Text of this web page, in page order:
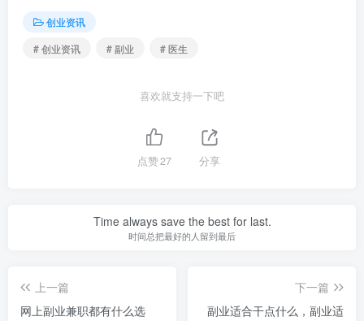
创业资讯
# 创业资讯
# 副业 # 医生
喜欢就支持一下吧
点赞27 分享
Time always save the best for last.
时间总把最好的人留到最后
上一篇
网上副业兼职都有什么选
下一篇
副业适合干点什么，副业适